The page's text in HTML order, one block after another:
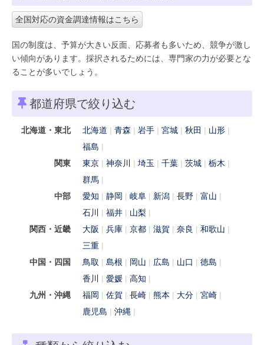
全国対応の資金調達情報はこちら
国の制度は、予算が大きい反面、応募者も多いため、競争が激し
い傾向があります。採択されるためには、専門家の力が必要とな
ることが多いでしょう。
都道府県で絞り込む
北海道・東北 北海道 青森 岩手 宮城 秋田
山形
福島
関東
東京 神奈川 埼玉 千葉 茨城
栃木
群馬
中部
愛知 静岡 岐阜 新潟 長野
富山
石川
福井
山梨
関西・近畿
大阪 兵庫 京都 滋賀 奈良
和歌山
三重
中国・四国
鳥取 島根 岡山 広島 山口
徳島
香川
愛媛
高知
九州・沖縄
福岡 佐賀 長崎 熊本 大分
宮崎
鹿児島
沖縄